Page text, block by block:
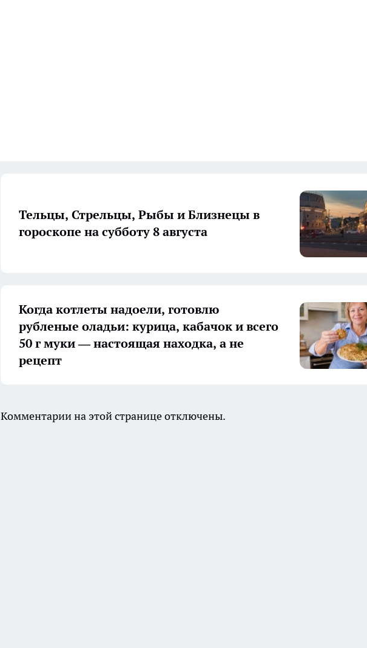
Тельцы, Стрельцы, Рыбы и Близнецы в
гороскопе на субботу 8 августа
Когда котлеты надоели, готовлю
рубленые оладьи: курица, кабачок и всего
50 г муки — настоящая находка, а не
рецепт
Комментарии на этой странице отключены.